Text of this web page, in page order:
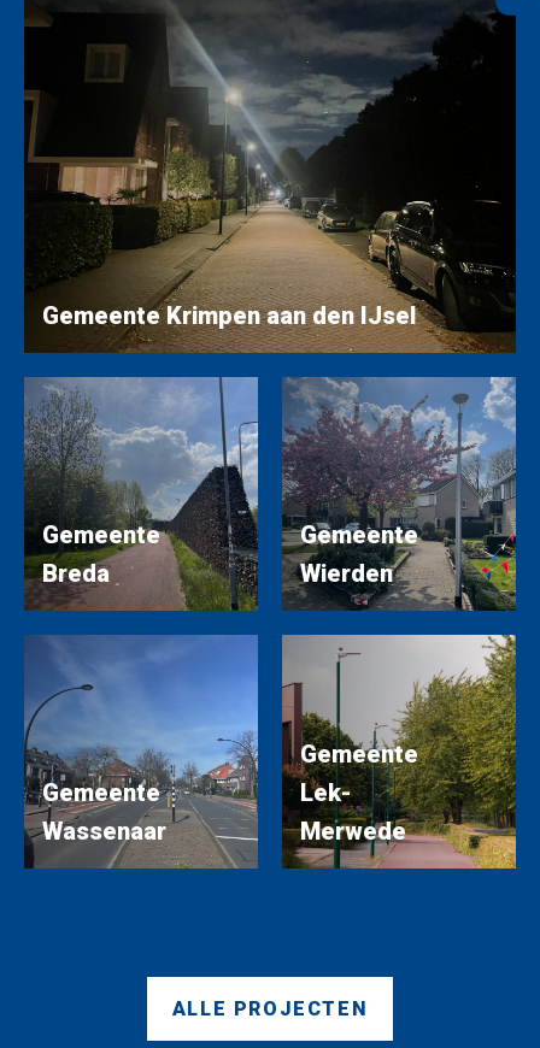
Gemeente Krimpen aan den IJsel
Gemeente
Breda
Gemeente
Wierden
Gemeente
Wassenaar
Gemeente
Lek-
Merwede
ALLE PROJECTEN